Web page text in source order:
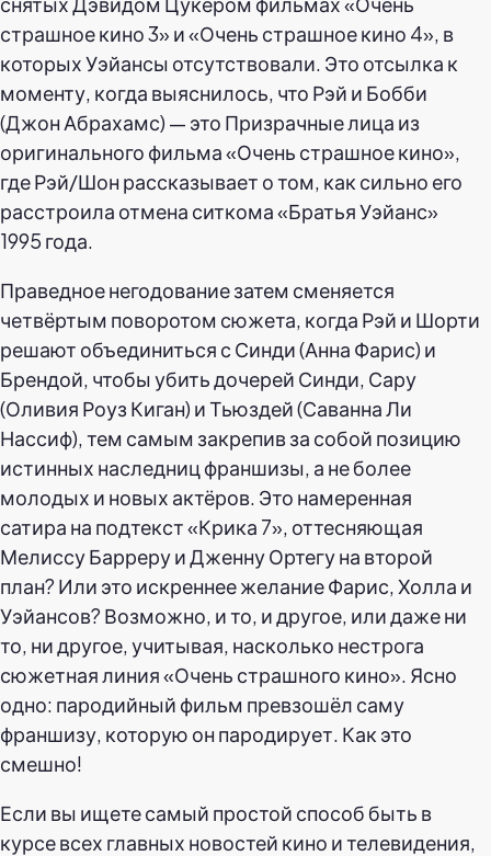
страшное кино 3» и «Очень страшное кино 4», в
которых Уэйансы отсутствовали. Это отсылка к
моменту, когда выяснилось, что Рэй и Бобби
(Джон Абрахамс) — это Призрачные лица из
оригинального фильма «Очень страшное кино»,
где Рэй/Шон рассказывает о том, как сильно его
расстроила отмена ситкома «Братья Уэйанс»
1995 года.
Праведное негодование затем сменяется
четвёртым поворотом сюжета, когда Рэй и Шорти
решают объединиться с Синди (Анна Фарис) и
Брендой, чтобы убить дочерей Синди, Сару
(Оливия Роуз Киган) и Тьюздей (Саванна Ли
Нассиф), тем самым закрепив за собой позицию
истинных наследниц франшизы, а не более
молодых и новых актёров. Это намеренная
сатира на подтекст «Крика 7», оттесняющая
Мелиссу Барреру и Дженну Ортегу на второй
план? Или это искреннее желание Фарис, Холла и
Уэйансов? Возможно, и то, и другое, или даже ни
то, ни другое, учитывая, насколько нестрога
сюжетная линия «Очень страшного кино». Ясно
одно: пародийный фильм превзошёл саму
франшизу, которую он пародирует. Как это
смешно!
Если вы ищете самый простой способ быть в
курсе всех главных новостей кино и телевидения,